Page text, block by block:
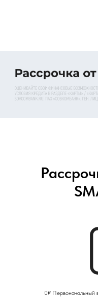
0₽ Первоначальный